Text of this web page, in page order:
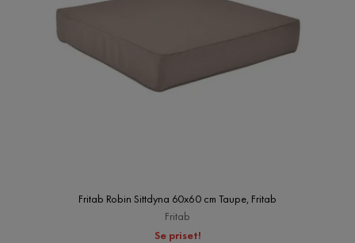
Fritab Robin Sittdyna 60x60 cm Taupe, Fritab
Fritab
Se priset!